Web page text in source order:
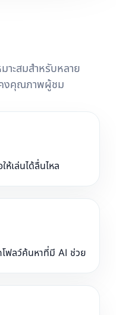
าะสมสำหรับหลาย
งคุณภาพผู้ชม
ห้เล่นได้ลื่นไหล
โฟลว์ค้นหาที่มี AI ช่วย